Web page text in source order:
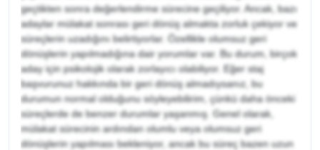
geçtikten sonra değerlendirme sürecine geçiliyor. Ancak, bazı
adaylar mülakat sonrası geri dönüş almakta zorluk çekiyor ve
süreçlerin uzadığını belirtiyorlar. Özellikle olumsuz geri
dönüşlerin yapılmadığına dair yorumlar var. Bu durum, birçok
aday için psikolojik olarak zorlayıcı olabiliyor. Eğer staj
başvurunuz hakkında bir geri dönüş almadıysanız, bu
durumun normal olduğunu söyleyebilirim, çünkü daha önceki
süreçlerde de benzer durumlar yaşanmış. Genel olarak,
mülakat sürecinin ardından olumlu veya olumsuz geri
dönüşlerin yapılması bekleniyor, ancak bu süreç bazen uzun